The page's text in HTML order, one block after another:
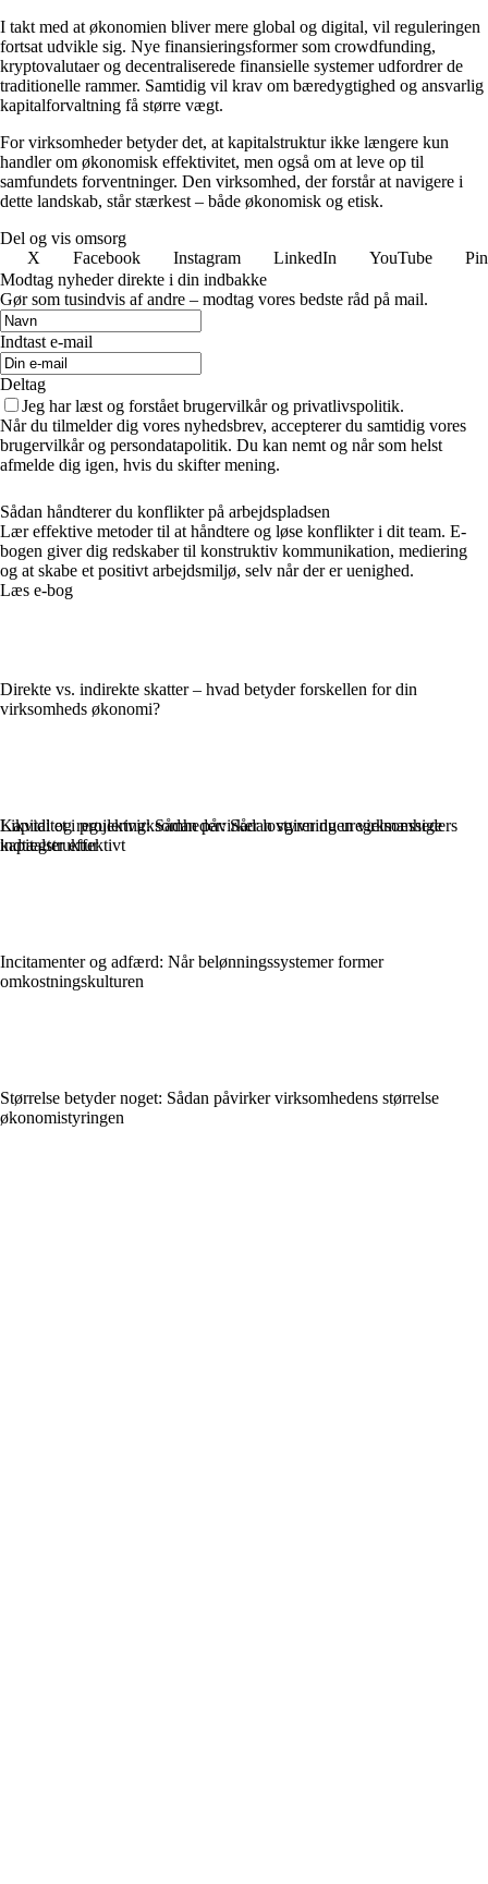
I takt med at økonomien bliver mere global og digital, vil reguleringen
fortsat udvikle sig. Nye finansieringsformer som crowdfunding,
kryptovalutaer og decentraliserede finansielle systemer udfordrer de
traditionelle rammer. Samtidig vil krav om bæredygtighed og ansvarlig
kapitalforvaltning få større vægt.
For virksomheder betyder det, at kapitalstruktur ikke længere kun
handler om økonomisk effektivitet, men også om at leve op til
samfundets forventninger. Den virksomhed, der forstår at navigere i
dette landskab, står stærkest – både økonomisk og etisk.
Del og vis omsorg
X
Facebook Instagram LinkedIn YouTube
Modtag nyheder direkte i din indbakke
Gør som tusindvis af andre – modtag vores bedste råd på mail.
Indtast e-mail
Deltag
Jeg har læst og forstået brugervilkår og privatlivspolitik.
Når du tilmelder dig vores nyhedsbrev, accepterer du samtidig vores
brugervilkår og persondatapolitik. Du kan nemt og når som helst
afmelde dig igen, hvis du skifter mening.
Sådan håndterer du konflikter på arbejdspladsen
Lær effektive metoder til at håndtere og løse konflikter i dit team. E-
bogen giver dig redskaber til konstruktiv kommunikation, mediering
og at skabe et positivt arbejdsmiljø, selv når der er uenighed.
Læs e-bog
Direkte vs. indirekte skatter – hvad betyder forskellen for din
virksomheds økonomi?
Likviditet i projektvirksomheder: Sådan styrer du uregelmæssige
indtægter effektivt
Incitamenter og adfærd: Når belønningssystemer former
omkostningskulturen
Størrelse betyder noget: Sådan påvirker virksomhedens størrelse
økonomistyringen
Kapital og regulering: Sådan påvirker lovgivningen virksomheders
kapitalstruktur